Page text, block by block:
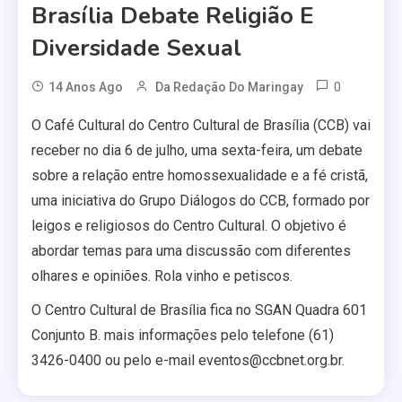
Brasília Debate Religião E
Diversidade Sexual
14 Anos Ago Da Redação Do Maringay 0
O Café Cultural do Centro Cultural de Brasília (CCB) vai
receber no dia 6 de julho, uma sexta-feira, um debate
sobre a relação entre homossexualidade e a fé cristã,
uma iniciativa do Grupo Diálogos do CCB, formado por
leigos e religiosos do Centro Cultural. O objetivo é
abordar temas para uma discussão com diferentes
olhares e opiniões. Rola vinho e petiscos.
O Centro Cultural de Brasília fica no SGAN Quadra 601
Conjunto B. mais informações pelo telefone (61)
3426-0400 ou pelo e-mail eventos@ccbnet.org.br.